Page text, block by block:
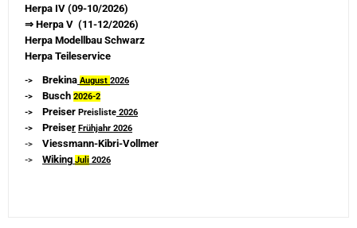
Herpa IV (09-10/2026)
⇒ Herpa V (11-12/2026)
Herpa Modellbau Schwarz
Herpa Teileservice
-> Brekina August 2026
-> Busch 2026-2
-> Preiser Preisliste 2026
-> Preiser Frühjahr 2026
-> Viessmann-Kibri-Vollmer
-> Wiking Juli 2026